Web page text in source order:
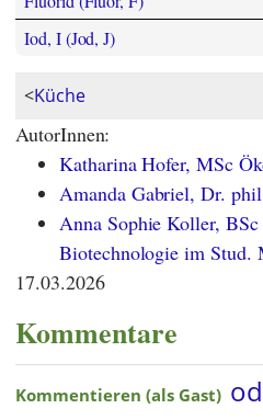
Iod, I (Jod, J)
<Küche
AutorInnen:
Katharina Hofer, MSc
Amanda Gabriel, Dr.
Anna Sophie Koller,
Biotechnologie im Stud.
17.03.2026
Kommentare